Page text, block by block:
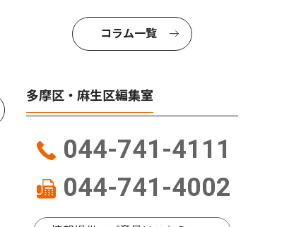
コラム一覧
多摩区・麻生区編集室
044-741-4111
044-741-4002